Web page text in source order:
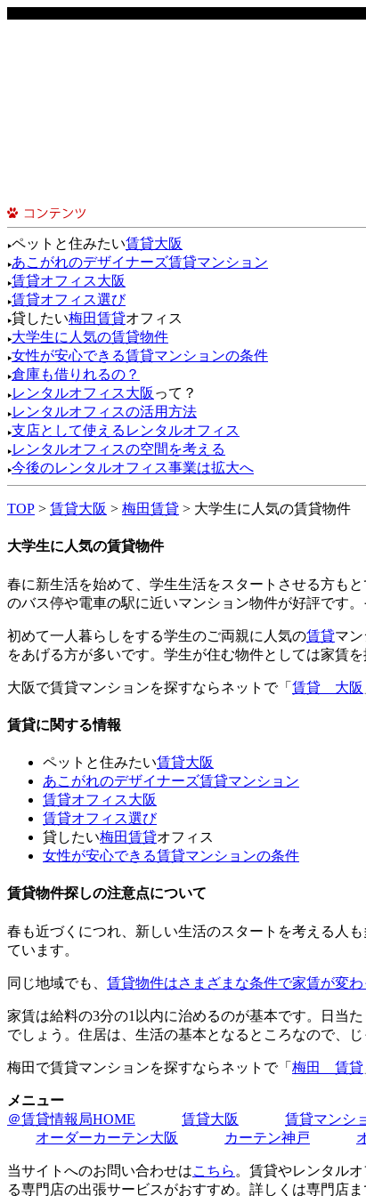
ペットと住みたい賃貸大阪
あこがれのデザイナーズ賃貸マンション
賃貸オフィス大阪
賃貸オフィス選び
貸したい梅田賃貸オフィス
大学生に人気の賃貸物件
女性が安心できる賃貸マンションの条件
倉庫も借りれるの？
レンタルオフィス大阪 って？
レンタルオフィスの活用方法
支店として使えるレンタルオフィス
レンタルオフィスの空間を考える
今後のレンタルオフィス事業は拡大へ
TOP > 賃貸大阪 > 梅田賃貸 > 大学生に人気の賃貸物件
大学生に人気の賃貸物件
春に新生活を始めて、学生生活をスタートさせる方も
のバス停や電車の駅に近いマンション物件が好評です
初めて一人暮らしをする学生のご両親に人気の賃貸マ
をあげる方が多いです。学生が住む物件としては家賃
大阪で賃貸マンションを探すならネットで「 賃貸 大阪
賃貸に関する情報
ペットと住みたい賃貸大阪
あこがれのデザイナーズ賃貸マンション
賃貸オフィス大阪
賃貸オフィス選び
貸したい梅田賃貸オフィス
女性が安心できる賃貸マンションの条件
賃貸物件探しの注意点について
春も近づくにつれ、新しい生活のスタートを考える人
ています。
同じ地域でも、 賃貸物件はさまざまな条件で家賃が変
家賃は給料の3分の1以内に治めるのが基本です。日当
でしょう。住居は、生活の基本となるところなので、
梅田で賃貸マンションを探すならネットで「 梅田 賃貸
メニュー
＠賃貸情報局HOME
賃貸大阪 賃貸マンシ
オーダーカーテン大阪
カーテン神戸
当サイトへのお問い合わせはこちら 。賃貸やレンタル
る専門店の出張サービスがおすすめ。詳しくは専門店ま